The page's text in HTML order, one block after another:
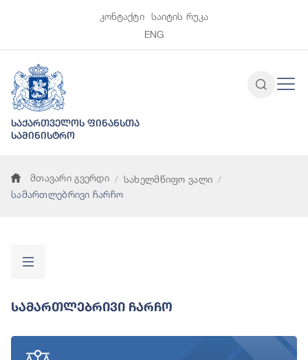
კონტაქტი
საიტის რუკა
ENG
საქართველოს ფინანსთა
სამინისტრო
მთავარი გვერდი
სახელმწიფო ვალი
სამართლებრივი ჩარჩო
Სამართლებრივი Ჩარჩო